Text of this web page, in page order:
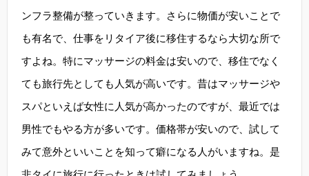
ンフラ整備が整っていきます。さらに物価が安いことで
も有名で、仕事をリタイア後に移住するなら大切な所で
すよね。特にマッサージの料金は安いので、移住でなく
ても旅行先としても人気が高いです。昔はマッサージや
スパといえば女性に人気が高かったのですが、最近では
男性でもやる方が多いです。価格帯が安いので、試して
みて意外といいことを知って癖になる人がいますね。是